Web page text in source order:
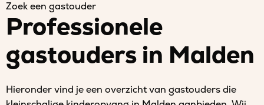
Zoek een gastouder
Professionele
gastouders in Malden
Hieronder vind je een overzicht van gastouders die